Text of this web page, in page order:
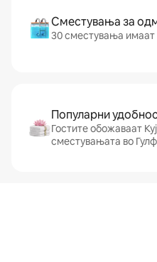
Сместувања за
30 сместувања имаат
Популарни
Гостите обожаваат
сместувањата во